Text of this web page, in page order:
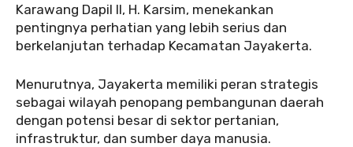
Karawang Dapil II, H. Karsim, menekankan
pentingnya perhatian yang lebih serius dan
berkelanjutan terhadap Kecamatan Jayakerta.
Menurutnya, Jayakerta memiliki peran strategis
sebagai wilayah penopang pembangunan daerah
dengan potensi besar di sektor pertanian,
infrastruktur, dan sumber daya manusia.